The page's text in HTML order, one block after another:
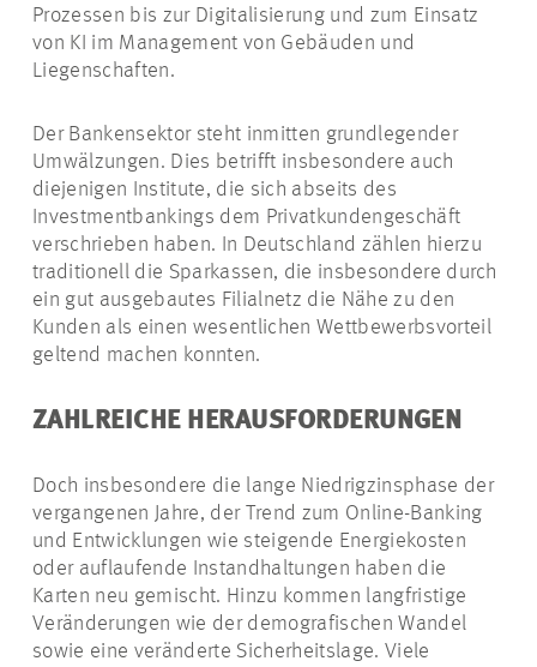
Prozessen bis zur Digitalisierung und zum Einsatz
von KI im Management von Gebäuden und
Liegenschaften.
Der Bankensektor steht inmitten grundlegender
Umwälzungen. Dies betrifft insbesondere auch
diejenigen Institute, die sich abseits des
Investmentbankings dem Privatkundengeschäft
verschrieben haben. In Deutschland zählen hierzu
traditionell die Sparkassen, die insbesondere durch
ein gut ausgebautes Filialnetz die Nähe zu den
Kunden als einen wesentlichen Wettbewerbsvorteil
geltend machen konnten.
ZAHLREICHE HERAUSFORDERUNGEN
Doch insbesondere die lange Niedrigzinsphase der
vergangenen Jahre, der Trend zum Online-Banking
und Entwicklungen wie steigende Energiekosten
oder auflaufende Instandhaltungen haben die
Karten neu gemischt. Hinzu kommen langfristige
Veränderungen wie der demografischen Wandel
sowie eine veränderte Sicherheitslage. Viele